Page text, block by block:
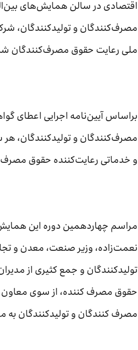
اقتصادی در سالن همایش‌های
ملی رعایت حقوق مصرف‌کنندگان
براساس آیین‌نامه اجرایی اعطای
مصرف‌کنندگان و تولیدکنندگان،
و خدماتی رعایت‌کننده حقوق
مراسم چهاردهمین دوره این
نعمت‌زاده، وزیر صنعت، معدن و
تولیدکنندگان و جمع کثیری از
حقوق مصرف کننده، از سوی
مصرف کنندگان و تولیدکنندگان